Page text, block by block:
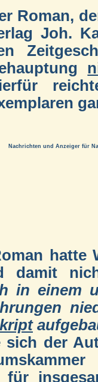
Roman,
Joh.
Nachrichten und Anzeiger für
hatte
damit
in einem
sich der
für